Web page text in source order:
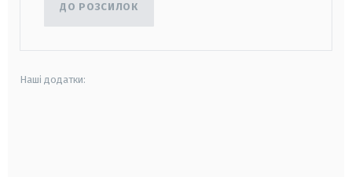
ДО РОЗСИЛОК
Наші додатки: